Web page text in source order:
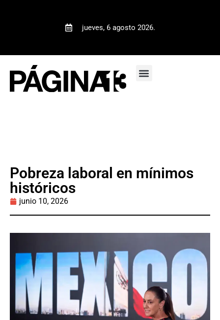
jueves, 6 agosto 2026.
Pobreza laboral en mínimos
históricos
junio 10, 2026